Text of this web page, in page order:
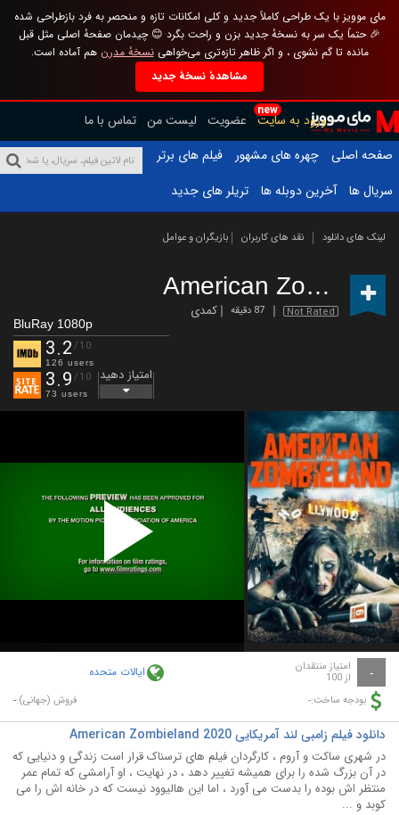
مای موویز با یک طراحی کاملاً جدید و کلی امکانات تازه و منحصر به فرد بازطراحی شده
🎉 حتماً یک سر به نسخهٔ جدید بزن و راحت بگرد 😊 چیدمان صفحهٔ اصلی مثل قبل
مانده تا گم نشوی ، و اگر ظاهر تازه‌تری می‌خواهینسخهٔ مدرن هم آماده است.
مشاهدهٔ نسخهٔ جدید
new
ورود به سایت عضویت لیست من تماس با ما
صفحه اصلی
چهره های مشهور
فیلم های برتر
سریال ها
آخرین دوبله ها تریلر های جدید
لینک های دانلود نقد های کاربران بازیگران و عوامل
American Zombieland
Not Rated 87 دقیقه کمدی
BluRay 1080p
3.2 /10
126 users
3.9 /10
73 users
امتیاز دهید
Play
Video
- امتیاز منتقدان
از 100 ایالات متحده
بودجه ساخت:- فروش (جهانی):-
دانلود فیلم زامبی لند آمریکایی American Zombieland 2020
در شهری ساکت و آروم ، کارگردان فیلم های ترسناک قرار است زندگی و دنیایی که
در آن بزرگ شده را برای همیشه تغییر دهد ، در نهایت ، او آرامشی که تمام عمر
منتظر اش بوده را بدست می آورد ، اما این هالیوود نیست که در خانه اش را می
کوبد و ...